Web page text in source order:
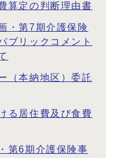
算定の判断理由書
・第7期介護保険
ブリックコメント
（本納地区）委託
る居住費及び食費
第6期介護保険事